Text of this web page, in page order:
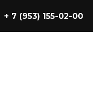
+ 7 (953) 155-02-00